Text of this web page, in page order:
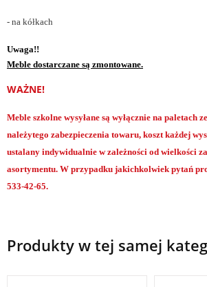
- na kółkach
Uwaga!!
Meble dostarczane są zmontowane.
WAŻNE!
Meble szkolne wysyłane są wyłącznie na paletach
należytego zabezpieczenia towaru, koszt każdej
ustalany indywidualnie w zależności od wielkości
asortymentu. W przypadku jakichkolwiek pytań
533-42-65.
Produkty w tej samej